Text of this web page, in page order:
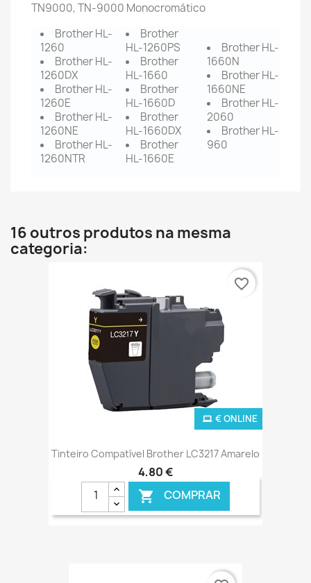
TN9000, TN-9000 Monocromático
Brother HL-
1260
Brother HL-
1260DX
Brother HL-
1260E
Brother HL-
1260NE
Brother HL-
1260NTR
Brother
HL-1260PS
Brother
HL-1660
Brother
HL-1660D
Brother
HL-1660DX
Brother
HL-1660E
Brother HL-
1660N
Brother HL-
1660NE
Brother HL-
2060
Brother HL-
960
16 outros produtos na mesma
categoria:
Tinteiro Compatível Brother LC3217 Amarelo
4,80 €
 COMPRAR
€ ONLINE
favorite_border